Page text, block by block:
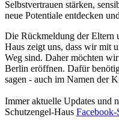
Selbstvertrauen stärken,
neue Potentiale entdecken
Die Rückmeldung der Eltern
Haus zeigt uns, dass wir mit
Weg sind. Daher möchten
Berlin eröffnen. Dafür
sagen - auch im Namen der
Immer aktuelle Updates und
Schutzengel-Haus Facebook-